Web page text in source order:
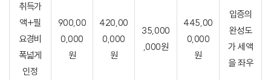
취득가
액+필
요경비
폭넓게
인정
900,00
0,000
원
420,00
0,000
원
35,000
,000원
445,00
0,000
원
입증의
완성도
가 세액
을 좌우